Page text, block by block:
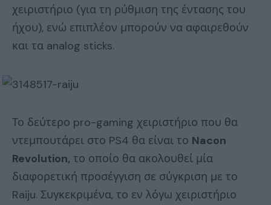
χειριστήριο (για τη ρύθμιση της έντασης του
ήχου), ενώ επιπλέον μπορούν να αφαιρεθούν
και τα analog sticks.
Το δεύτερο pro-gaming χειριστήριο που θα
ντεμπουτάρει στο PS4 θα είναι το Nacon
Revolution, το οποίο θα ακολουθεί μία
διαφορετική προσέγγιση σε σύγκριση με το
Raiju. Συγκεκριμένα, το εν λόγω χειριστήριο